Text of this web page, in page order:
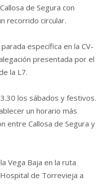
de Segura con
recorrido circular.
específica en la CV-
presentada por el
la L7.
los sábados y festivos.
un horario más
entre Callosa de Segura y
Vega Baja en la ruta
de Torrevieja a